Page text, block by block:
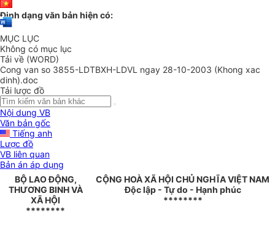
Định dạng văn bản hiện có:
MỤC LỤC
Không có mục lục
Tải về (WORD)
Cong van so 3855-LDTBXH-LDVL ngay 28-10-2003 (Khong xac
dinh).doc
Tải lược đồ
Nội dung VB
Văn bản gốc
Tiếng anh
Lược đồ
VB liên quan
Bản án áp dụng
BỘ LAO ĐỘNG,
THƯƠNG BINH VÀ
XÃ HỘI
********
CỘNG HOÀ XÃ HỘI CHỦ NGHĨA VIỆT NAM
Độc lập - Tự do - Hạnh phúc
********